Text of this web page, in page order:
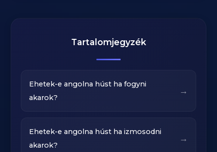
Tartalomjegyzék
Ehetek-e angolna húst ha fogyni
akarok?
→
Ehetek-e angolna húst ha izmosodni
akarok?
→